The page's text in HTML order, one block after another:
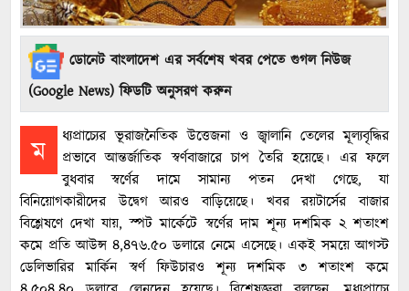
ডোনেট বাংলাদেশ এর সর্বশেষ খবর পেতে গুগল নিউজ
(Google News) ফিডটি অনুসরণ করুন
ম
ধ্যপ্রাচ্যের ভূরাজনৈতিক উত্তেজনা ও জ্বালানি তেলের মূল্যবৃদ্ধির
প্রভাবে আন্তর্জাতিক স্বর্ণবাজারে চাপ তৈরি হয়েছে। এর ফলে
বুধবার স্বর্ণের দামে সামান্য পতন দেখা গেছে, যা
বিনিয়োগকারীদের উদ্বেগ আরও বাড়িয়েছে। খবর রয়টার্সের বাজার
বিশ্লেষণে দেখা যায়, স্পট মার্কেটে স্বর্ণের দাম শূন্য দশমিক ২ শতাংশ
কমে প্রতি আউন্স ৪,৪৭৬.৫০ ডলারে নেমে এসেছে। একই সময়ে আগস্ট
ডেলিভারির মার্কিন স্বর্ণ ফিউচারও শূন্য দশমিক ৩ শতাংশ কমে